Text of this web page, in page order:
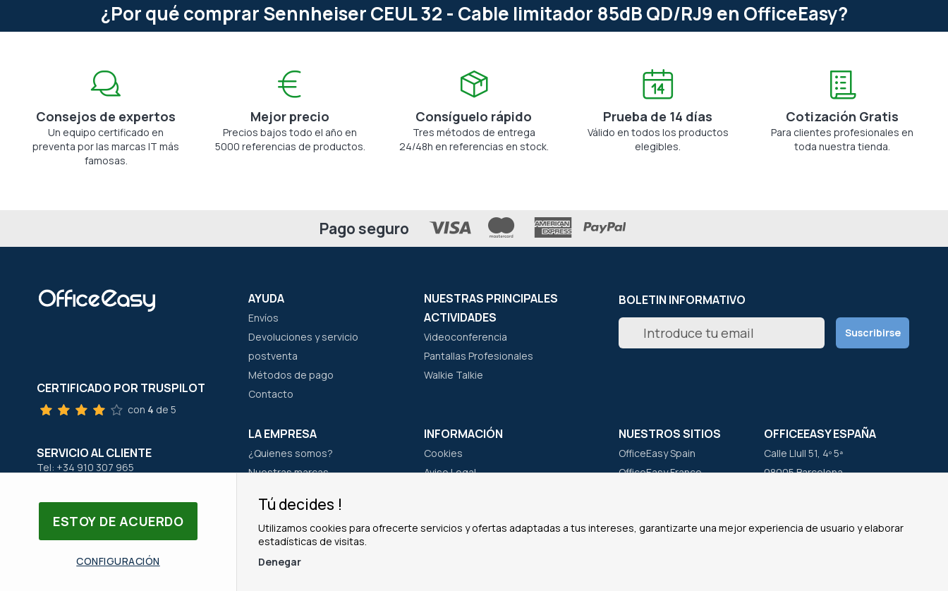
ESTOY DE ACUERDO
CONFIGURACIÓN
Tú decides !
Utilizamos cookies para ofrecerte servicios y ofertas adaptadas a tus intereses, garantizarte una mejor experiencia de usuario y elaborar
estadísticas de visitas.
Denegar
¿Por qué comprar Sennheiser CEUL 32 - Cable limitador 85dB QD/RJ9 en OfficeEasy?
Consejos de expertos
Un equipo certificado en
preventa por las marcas IT más
famosas.
Mejor precio
Precios bajos todo el año en
5000 referencias de productos.
Consíguelo rápido
Tres métodos de entrega
24/48h en referencias en stock.
Prueba de 14 días
Válido en todos los productos
elegibles.
Cotización Gratis
Para clientes profesionales en
toda nuestra tienda.
Pago seguro
CERTIFICADO POR TRUSPILOT
con 4 de 5
SERVICIO AL CLIENTE
Tel: +34 910 307 965
AYUDA
Envíos
Devoluciones y servicio
postventa
Métodos de pago
Contacto
NUESTRAS PRINCIPALES
ACTIVIDADES
Videoconferencia
Pantallas Profesionales
Walkie Talkie
LA EMPRESA
¿Quienes somos?
Nuestras marcas
BOLETIN INFORMATIVO
Inscríbete
nuestro
Suscribirse
INFORMACIÓN
Cookies
Aviso Legal
Condiciones Generales de Venta
NUESTROS SITIOS
OfficeEasy Spain
OfficeEasy France
OFFICEEASY ESPAÑA
Calle Llull 51, 4º 5ª
08005 Barcelona